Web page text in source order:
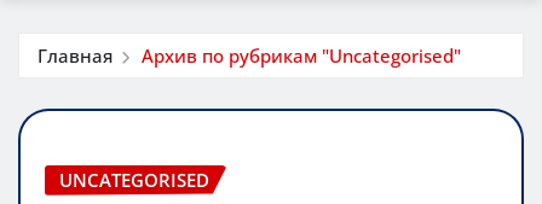
Главная Архив по рубрикам "Uncategorised"
UNCATEGORISED